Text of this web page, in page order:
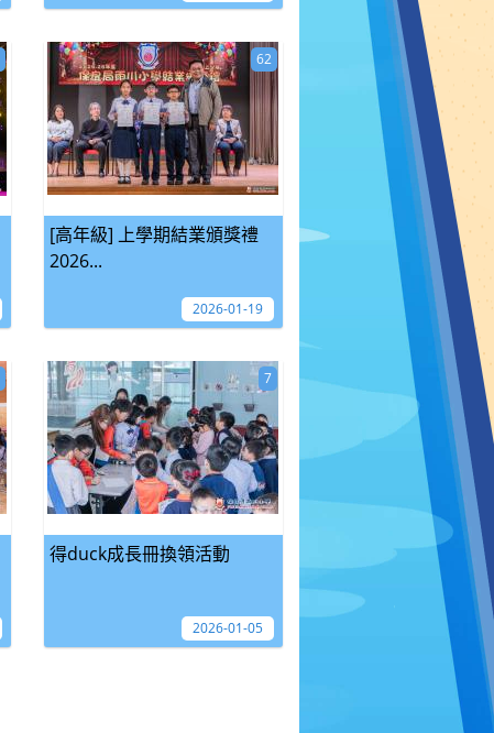
[高年級] 上學期結業頒獎禮
2026...
62
2026-01-19
得duck成長冊換領活動
7
2026-01-05